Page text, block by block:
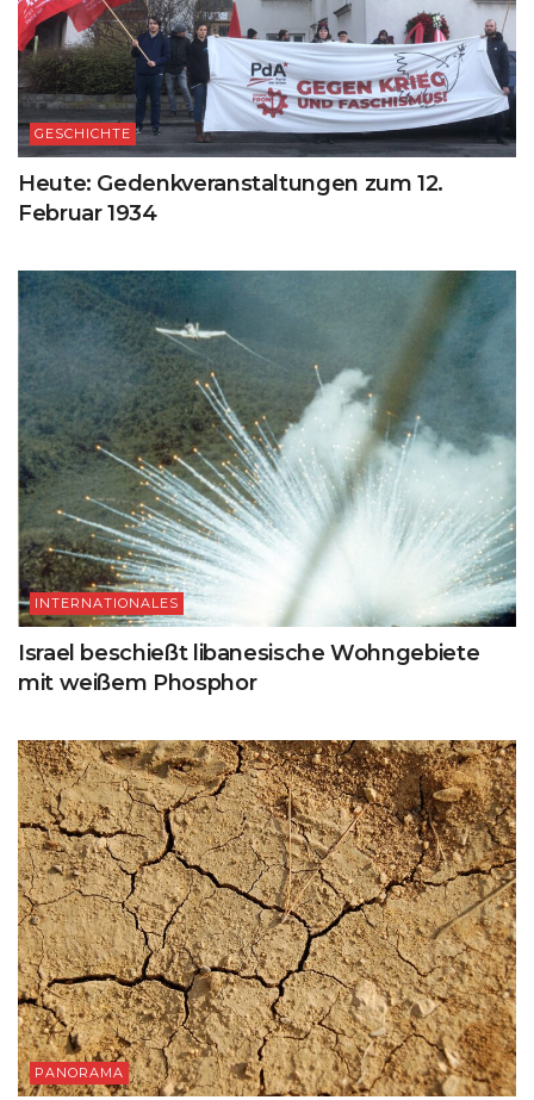
GESCHICHTE
Heute: Gedenkveranstaltungen zum 12.
Februar 1934
INTERNATIONALES
Israel beschießt libanesische Wohngebiete
mit weißem Phosphor
PANORAMA